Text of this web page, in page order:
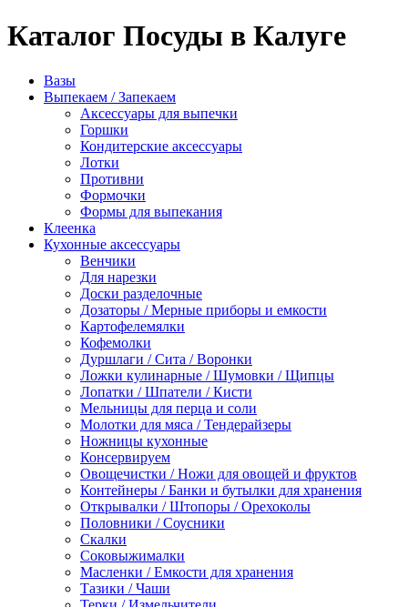
Каталог Посуды в Калуге
Вазы
Выпекаем / Запекаем
Аксессуары для выпечки
Горшки
Кондитерские аксессуары
Лотки
Противни
Формочки
Формы для выпекания
Клеенка
Кухонные аксессуары
Венчики
Для нарезки
Доски разделочные
Дозаторы / Мерные приборы и емкости
Картофелемялки
Кофемолки
Дуршлаги / Сита / Воронки
Ложки кулинарные / Шумовки / Щипцы
Лопатки / Шпатели / Кисти
Мельницы для перца и соли
Молотки для мяса / Тендерайзеры
Ножницы кухонные
Консервируем
Овощечистки / Ножи для овощей и фруктов
Контейнеры / Банки и бутылки для хранения
Открывалки / Штопоры / Орехоколы
Половники / Соусники
Скалки
Соковыжималки
Масленки / Емкости для хранения
Тазики / Чаши